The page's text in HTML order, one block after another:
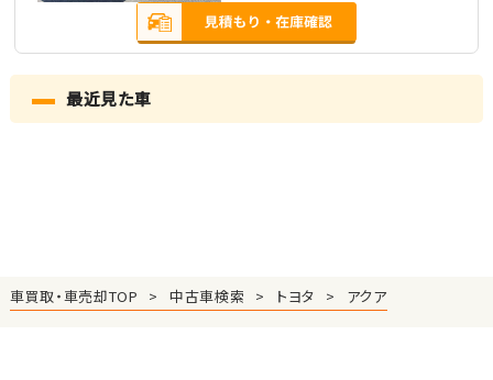
最近見た車
車買取・車売却TOP 中古車検索 トヨタ アクア